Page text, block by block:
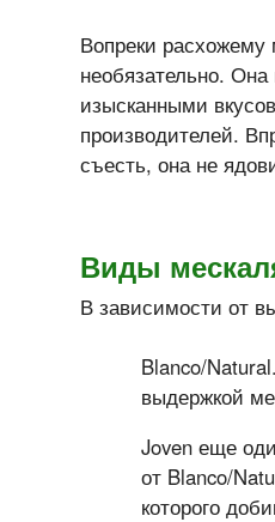
Вопреки расхожему
необязательно.
изысканными
производителей.
съесть, она не
Виды
В зависимости от
Blanco/
выдержкой
Joven еще
от Blanco/
которого